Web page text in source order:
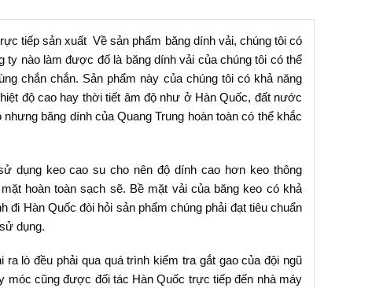
tiếp sản xuất Về sản phẩm băng dính vải, chúng tôi có
ty nào làm được đố là băng dính vải của chúng tôi có thể
chắn chắn. Sản phẩm này của chúng tôi có khả năng
độ cao hay thời tiết âm độ như ở Hàn Quốc, đất nước
băng dính của Quang Trung hoàn toàn có thể khắc
dụng keo cao su cho nên độ dính cao hơn keo thông
hoàn toàn sạch sẽ. Bề mặt vải của băng keo có khả
đi Hàn Quốc đòi hỏi sản phẩm chúng phải đạt tiêu chuẩn
dụng.
lò đều phải qua quá trình kiểm tra gắt gao của đội ngũ
móc cũng được đối tác Hàn Quốc trực tiếp đến nhà máy